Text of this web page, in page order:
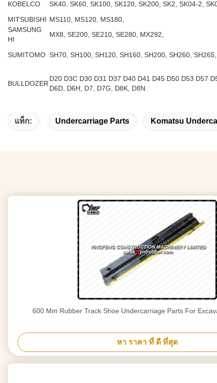
KOBELCO
SK40, SK60, SK100, SK120, SK200, SK2, SK04-2,
MITSUBISHI MS110, MS120, MS180,
SAMSUNG
HI
MX8, SE200, SE210, SE280, MX292,
SUMITOMO SH70, SH100, SH120, SH160, SH200, SH260,
BULLDOZER
D20 D3C D30 D31 D37 D40 D41 D45 D50 D53 D57
D6D, D6H, D7, D7G, D8K, D8N
แท็ก: Undercarriage Parts Komatsu
600 Mm Rubber Track Shoe Undercarriage Parts For
หา ราคา ที่ ดี ที่สุด